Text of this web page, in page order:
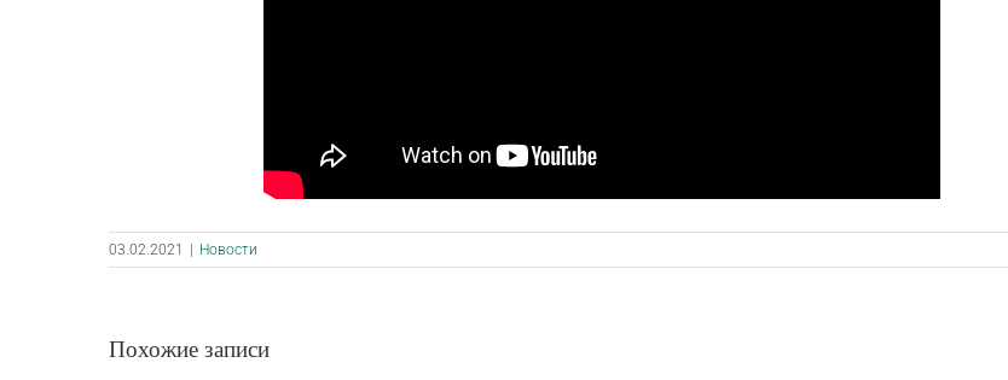
03.02.2021 Новости
Похожие записи